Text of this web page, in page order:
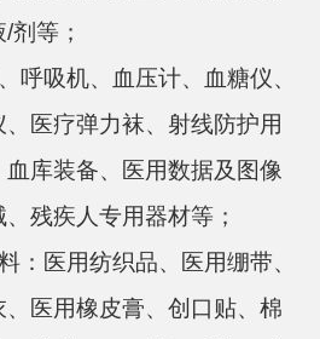
/剂等；
呼吸机、血压计、血糖仪、
医疗弹力袜、射线防护用
库装备、医用数据及图像
残疾人专用器材等；
： 医用纺织品、医用绷带、
医用橡皮膏、创口贴、棉